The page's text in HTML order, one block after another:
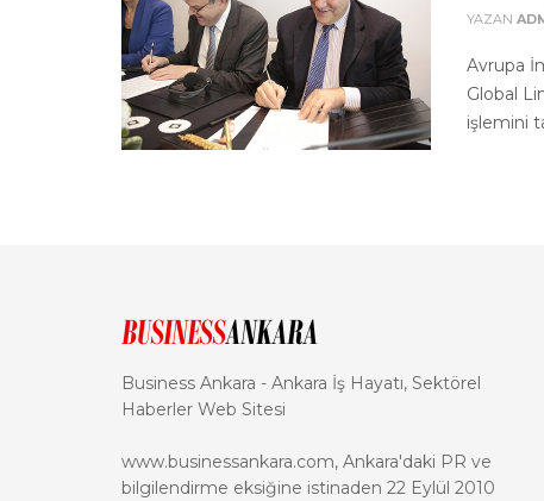
YAZAN
Avrupa
Global
işlemini
Business Ankara - Ankara İş Hayatı, Sektörel
Haberler Web Sitesi
www.businessankara.com, Ankara'daki PR ve
bilgilendirme eksiğine istinaden 22 Eylül 2010